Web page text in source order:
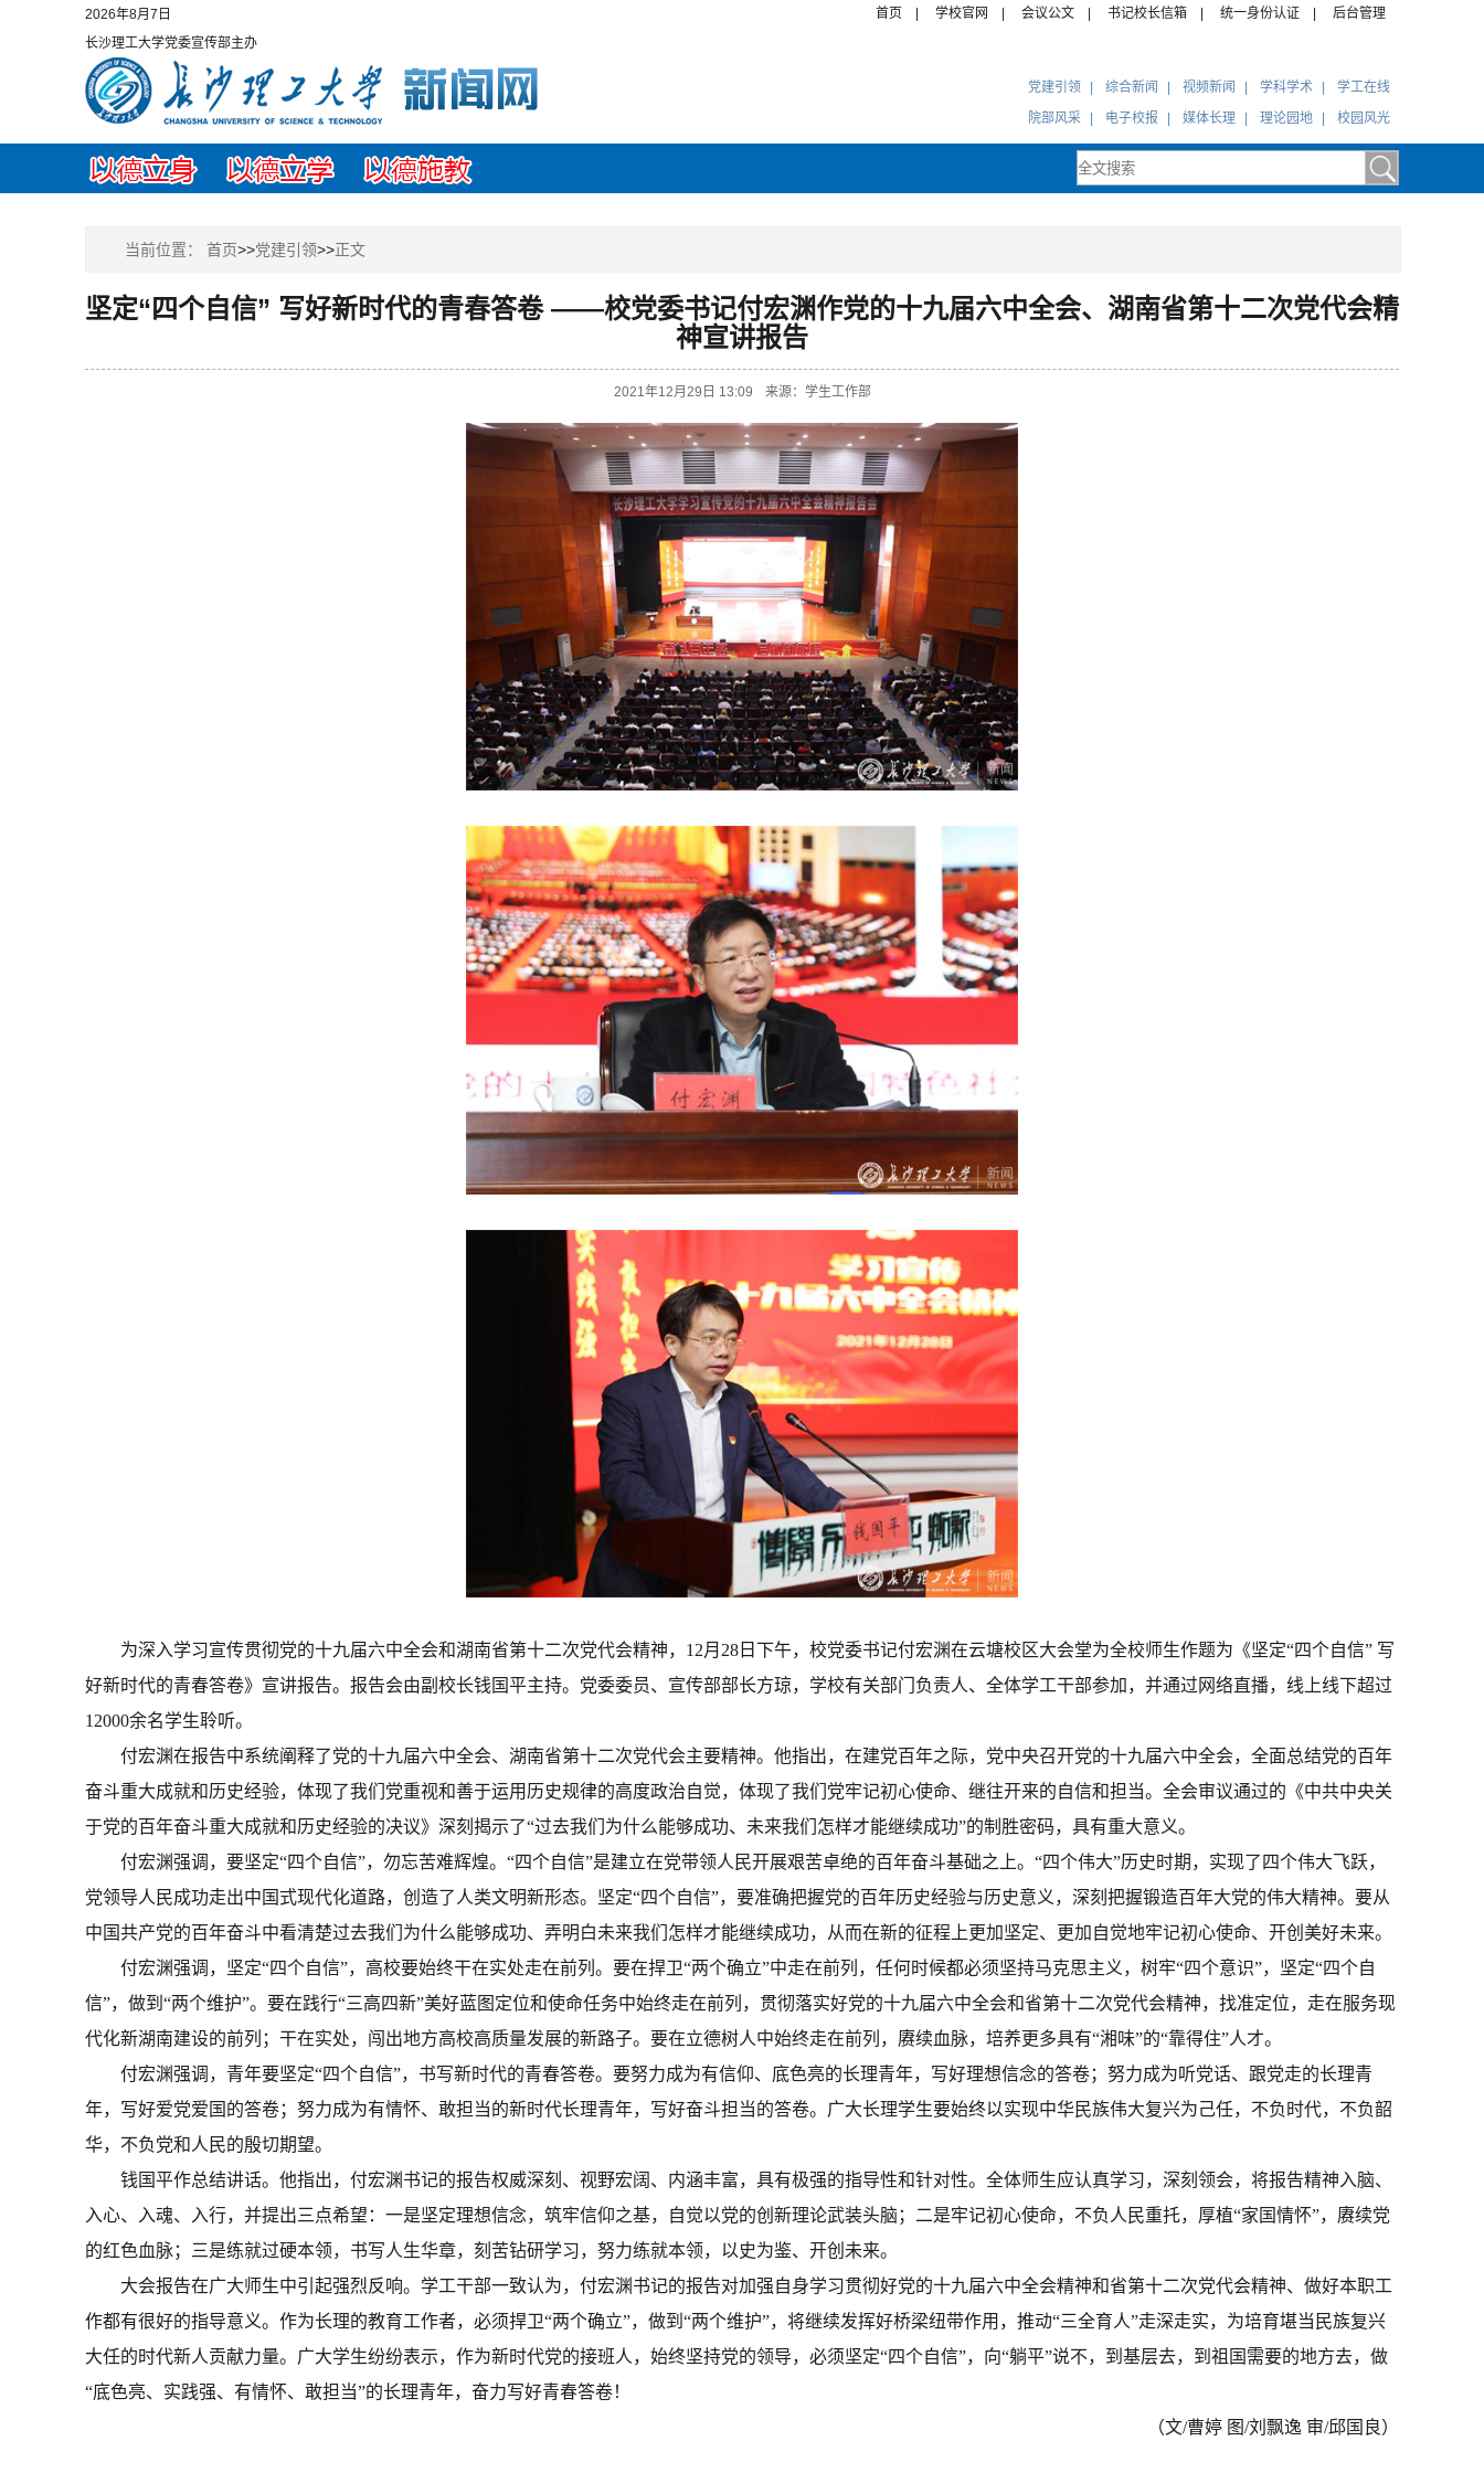
2026年8月7日
长沙理工大学党委宣传部主办
首页 学校官网 会议公文 书记校长信箱 统一身份认证 后台管理
党建引领 综合新闻 视频新闻 学科学术
学工在线
院部风采
电子校报 媒体长理 理论园地 校园风光
当前位置： 首页>>党建引领>>正文
坚定“四个自信” 写好新时代的青春答卷 ——校党委书记付宏渊作党的十九届六中全会、湖南省第十二次党代会精
神宣讲报告
2021年12月29日 13:09 来源：学生工作部
为深入学习宣传贯彻党的十九届六中全会和湖南省第十二次党代会精神，12月28日下午，校党委书记付宏渊在云塘校区大会堂为全校师生作题为《坚定“四个自信” 写
好新时代的青春答卷》宣讲报告。报告会由副校长钱国平主持。党委委员、宣传部部长方琼，学校有关部门负责人、全体学工干部参加，并通过网络直播，线上线下超过
12000余名学生聆听。
付宏渊在报告中系统阐释了党的十九届六中全会、湖南省第十二次党代会主要精神。他指出，在建党百年之际，党中央召开党的十九届六中全会，全面总结党的百年
奋斗重大成就和历史经验，体现了我们党重视和善于运用历史规律的高度政治自觉，体现了我们党牢记初心使命、继往开来的自信和担当。全会审议通过的《中共中央关
于党的百年奋斗重大成就和历史经验的决议》深刻揭示了“过去我们为什么能够成功、未来我们怎样才能继续成功”的制胜密码，具有重大意义。
付宏渊强调，要坚定“四个自信”，勿忘苦难辉煌。“四个自信”是建立在党带领人民开展艰苦卓绝的百年奋斗基础之上。“四个伟大”历史时期，实现了四个伟大飞跃，
党领导人民成功走出中国式现代化道路，创造了人类文明新形态。坚定“四个自信”，要准确把握党的百年历史经验与历史意义，深刻把握锻造百年大党的伟大精神。要从
中国共产党的百年奋斗中看清楚过去我们为什么能够成功、弄明白未来我们怎样才能继续成功，从而在新的征程上更加坚定、更加自觉地牢记初心使命、开创美好未来。
付宏渊强调，坚定“四个自信”，高校要始终干在实处走在前列。要在捍卫“两个确立”中走在前列，任何时候都必须坚持马克思主义，树牢“四个意识”，坚定“四个自
信”，做到“两个维护”。要在践行“三高四新”美好蓝图定位和使命任务中始终走在前列，贯彻落实好党的十九届六中全会和省第十二次党代会精神，找准定位，走在服务现
代化新湖南建设的前列；干在实处，闯出地方高校高质量发展的新路子。要在立德树人中始终走在前列，赓续血脉，培养更多具有“湘味”的“靠得住”人才。
付宏渊强调，青年要坚定“四个自信”，书写新时代的青春答卷。要努力成为有信仰、底色亮的长理青年，写好理想信念的答卷；努力成为听党话、跟党走的长理青
年，写好爱党爱国的答卷；努力成为有情怀、敢担当的新时代长理青年，写好奋斗担当的答卷。广大长理学生要始终以实现中华民族伟大复兴为己任，不负时代，不负韶
华，不负党和人民的殷切期望。
钱国平作总结讲话。他指出，付宏渊书记的报告权威深刻、视野宏阔、内涵丰富，具有极强的指导性和针对性。全体师生应认真学习，深刻领会，将报告精神入脑、
入心、入魂、入行，并提出三点希望：一是坚定理想信念，筑牢信仰之基，自觉以党的创新理论武装头脑；二是牢记初心使命，不负人民重托，厚植“家国情怀”，赓续党
的红色血脉；三是练就过硬本领，书写人生华章，刻苦钻研学习，努力练就本领，以史为鉴、开创未来。
大会报告在广大师生中引起强烈反响。学工干部一致认为，付宏渊书记的报告对加强自身学习贯彻好党的十九届六中全会精神和省第十二次党代会精神、做好本职工
作都有很好的指导意义。作为长理的教育工作者，必须捍卫“两个确立”，做到“两个维护”，将继续发挥好桥梁纽带作用，推动“三全育人”走深走实，为培育堪当民族复兴
大任的时代新人贡献力量。广大学生纷纷表示，作为新时代党的接班人，始终坚持党的领导，必须坚定“四个自信”，向“躺平”说不，到基层去，到祖国需要的地方去，做
“底色亮、实践强、有情怀、敢担当”的长理青年，奋力写好青春答卷！
（文/曹婷 图/刘飘逸 审/邱国良）